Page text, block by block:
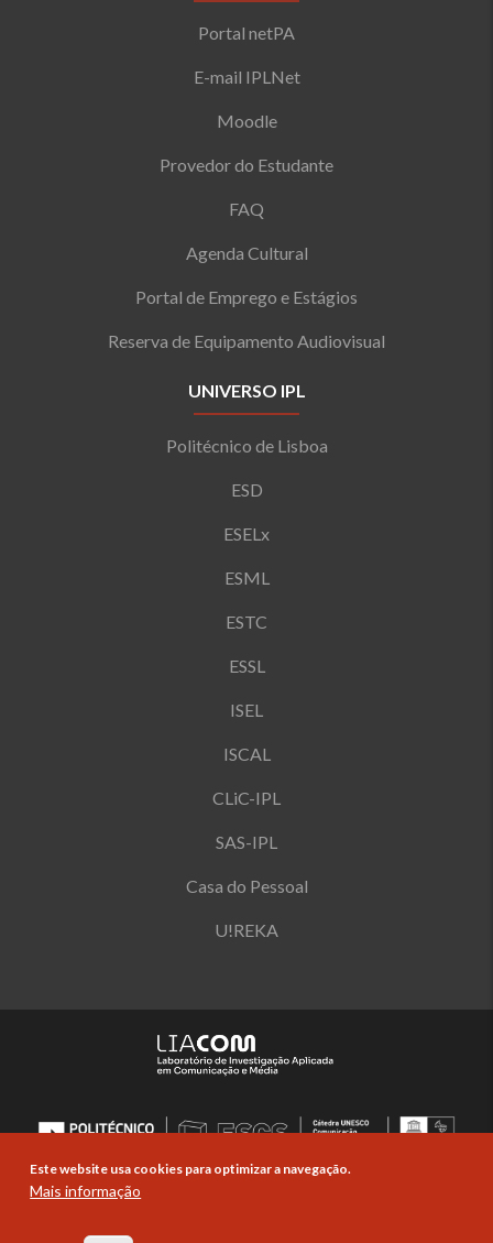
Portal netPA
E-mail IPLNet
Moodle
Provedor do Estudante
FAQ
Agenda Cultural
Portal de Emprego e Estágios
Reserva de Equipamento Audiovisual
UNIVERSO IPL
Politécnico de Lisboa
ESD
ESELx
ESML
ESTC
ESSL
ISEL
ISCAL
CLiC-IPL
SAS-IPL
Casa do Pessoal
U!REKA
Este website usa cookies para optimizar a navegação.
Mais informação